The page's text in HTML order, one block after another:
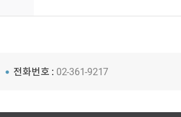
전화번호 : 02-361-9217